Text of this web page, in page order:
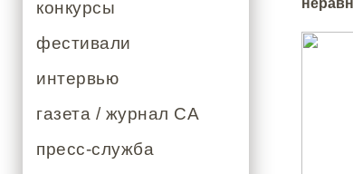
конкурсы
фестивали
интервью
газета / журнал СА
пресс-служба